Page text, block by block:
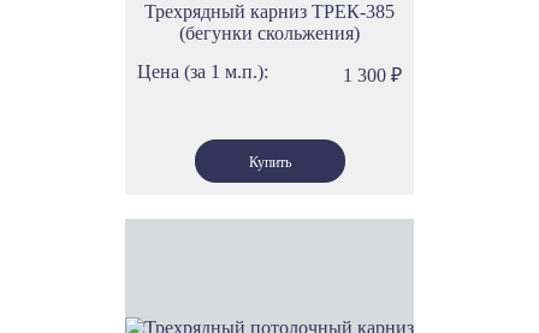
Трехрядный карниз ТРЕК-385
(бегунки скольжения)
Цена (за 1 м.п.):
1 300 ₽